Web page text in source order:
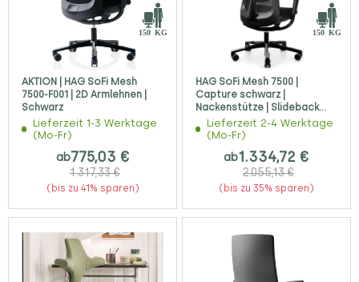
AKTION | HAG SoFi Mesh
7500-F001 | 2D Armlehnen |
Schwarz
Lieferzeit 1-3 Werktage
(Mo-Fr)
ab775,03 €
1.317,33 €
(bis zu 41% sparen)
HAG SoFi Mesh 7500 |
Capture schwarz |
Nackenstütze | Slideback
Armlehnen
Lieferzeit 2-4 Werktage
(Mo-Fr)
ab1.334,72 €
2.055,13 €
(bis zu 35% sparen)